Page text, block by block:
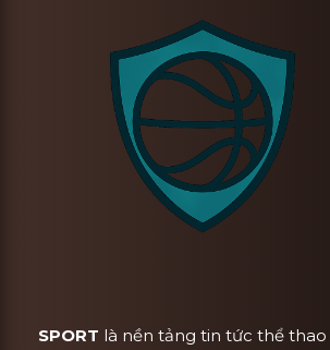
SPORT là nền tảng tin tức thể thao